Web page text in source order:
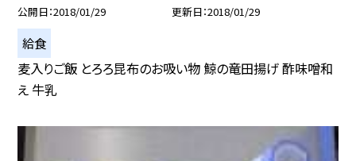
公開日 2018/01/29 更新日 2018/01/29
給食
麦入りご飯 とろろ昆布のお吸い物 鯨の竜田揚げ 酢味噌和
え 牛乳